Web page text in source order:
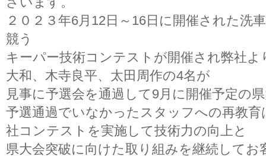
２０２３年6月12日～16日に開催された洗
競う
キーパー技術コンテストが開催され弊社よ
大和、木寺良平、太田周作の4名が
見事に予選会を通過して9月に開催予定の
予選通過でいなかったスタッフへの再教
社コンテストを実施して技術力の向上と
県大会突破に向けた取り組みを継続して